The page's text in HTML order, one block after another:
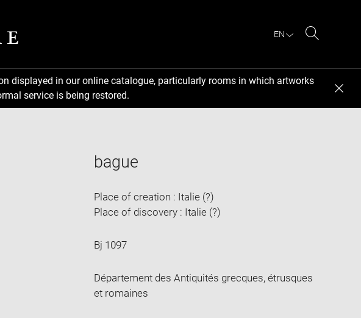
EN
displayed in our online catalogue, particularly rooms in which artworks
service is being restored.
bague
Place of creation : Italie (?)
Place of discovery : Italie (?)
Bj 1097
Département des Antiquités grecques, étrusques
et romaines